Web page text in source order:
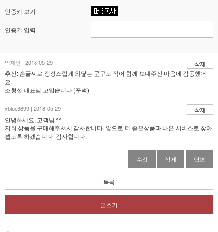
인증키 보기
인증키 입력
박제인 | 2018-05-29
삭제
추신: 손글씨로 정성스럽게 와닿는 문구도 적어 함께 보내주신 마음에 감동했어
요.
조형섭 대표님 고맙습니다!(꾸벅)
xblue3699 | 2018-05-29
삭제
안녕하세요, 고객님 ^^
저희 상품을 구매해주셔서 감사합니다. 앞으로 더 좋은상품과 나은 서비스로 찾아
뵙도록 하겠습니다. 감사합니다.
수정 삭제 답변
목록
글쓰기